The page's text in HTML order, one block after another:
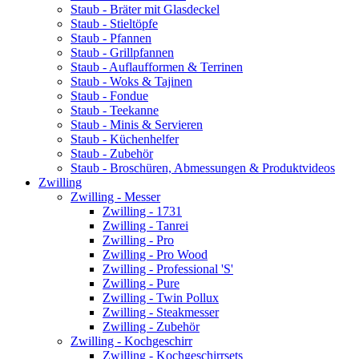
Staub - Bräter mit Glasdeckel
Staub - Stieltöpfe
Staub - Pfannen
Staub - Grillpfannen
Staub - Auflaufformen & Terrinen
Staub - Woks & Tajinen
Staub - Fondue
Staub - Teekanne
Staub - Minis & Servieren
Staub - Küchenhelfer
Staub - Zubehör
Staub - Broschüren, Abmessungen & Produktvideos
Zwilling
Zwilling - Messer
Zwilling - 1731
Zwilling - Tanrei
Zwilling - Pro
Zwilling - Pro Wood
Zwilling - Professional 'S'
Zwilling - Pure
Zwilling - Twin Pollux
Zwilling - Steakmesser
Zwilling - Zubehör
Zwilling - Kochgeschirr
Zwilling - Kochgeschirrsets